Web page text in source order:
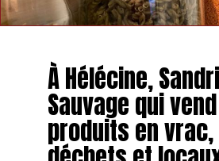
À Hélécine,
Sauvage qui
produits en